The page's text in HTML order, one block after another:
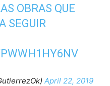
OBRAS QUE
SEGUIR
April 22, 2019